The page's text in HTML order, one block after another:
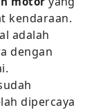
kendaraan.
adalah
dengan
dipercaya